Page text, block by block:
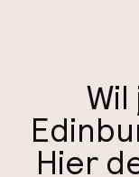
sfeervolle
voor ieder wat
must-see
die je niet
Hier